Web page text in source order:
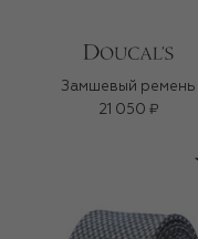
Замшевый ремень
21 050 ₽